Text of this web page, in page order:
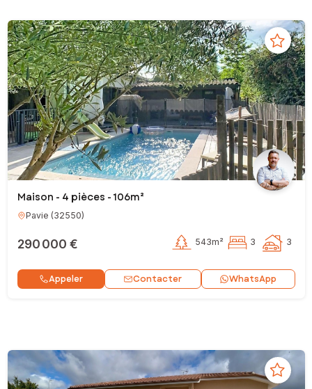
Maison - 4 pièces - 106m²
Pavie (32550)
290 000 € 543m² 3 3
Appeler Contacter WhatsApp